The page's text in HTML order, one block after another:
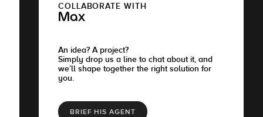
COLLABORATE WITH
Max
An idea? A project?
Simply drop us a line to chat about it, and
we’ll shape together the right solution for
you.
BRIEF HIS AGENT